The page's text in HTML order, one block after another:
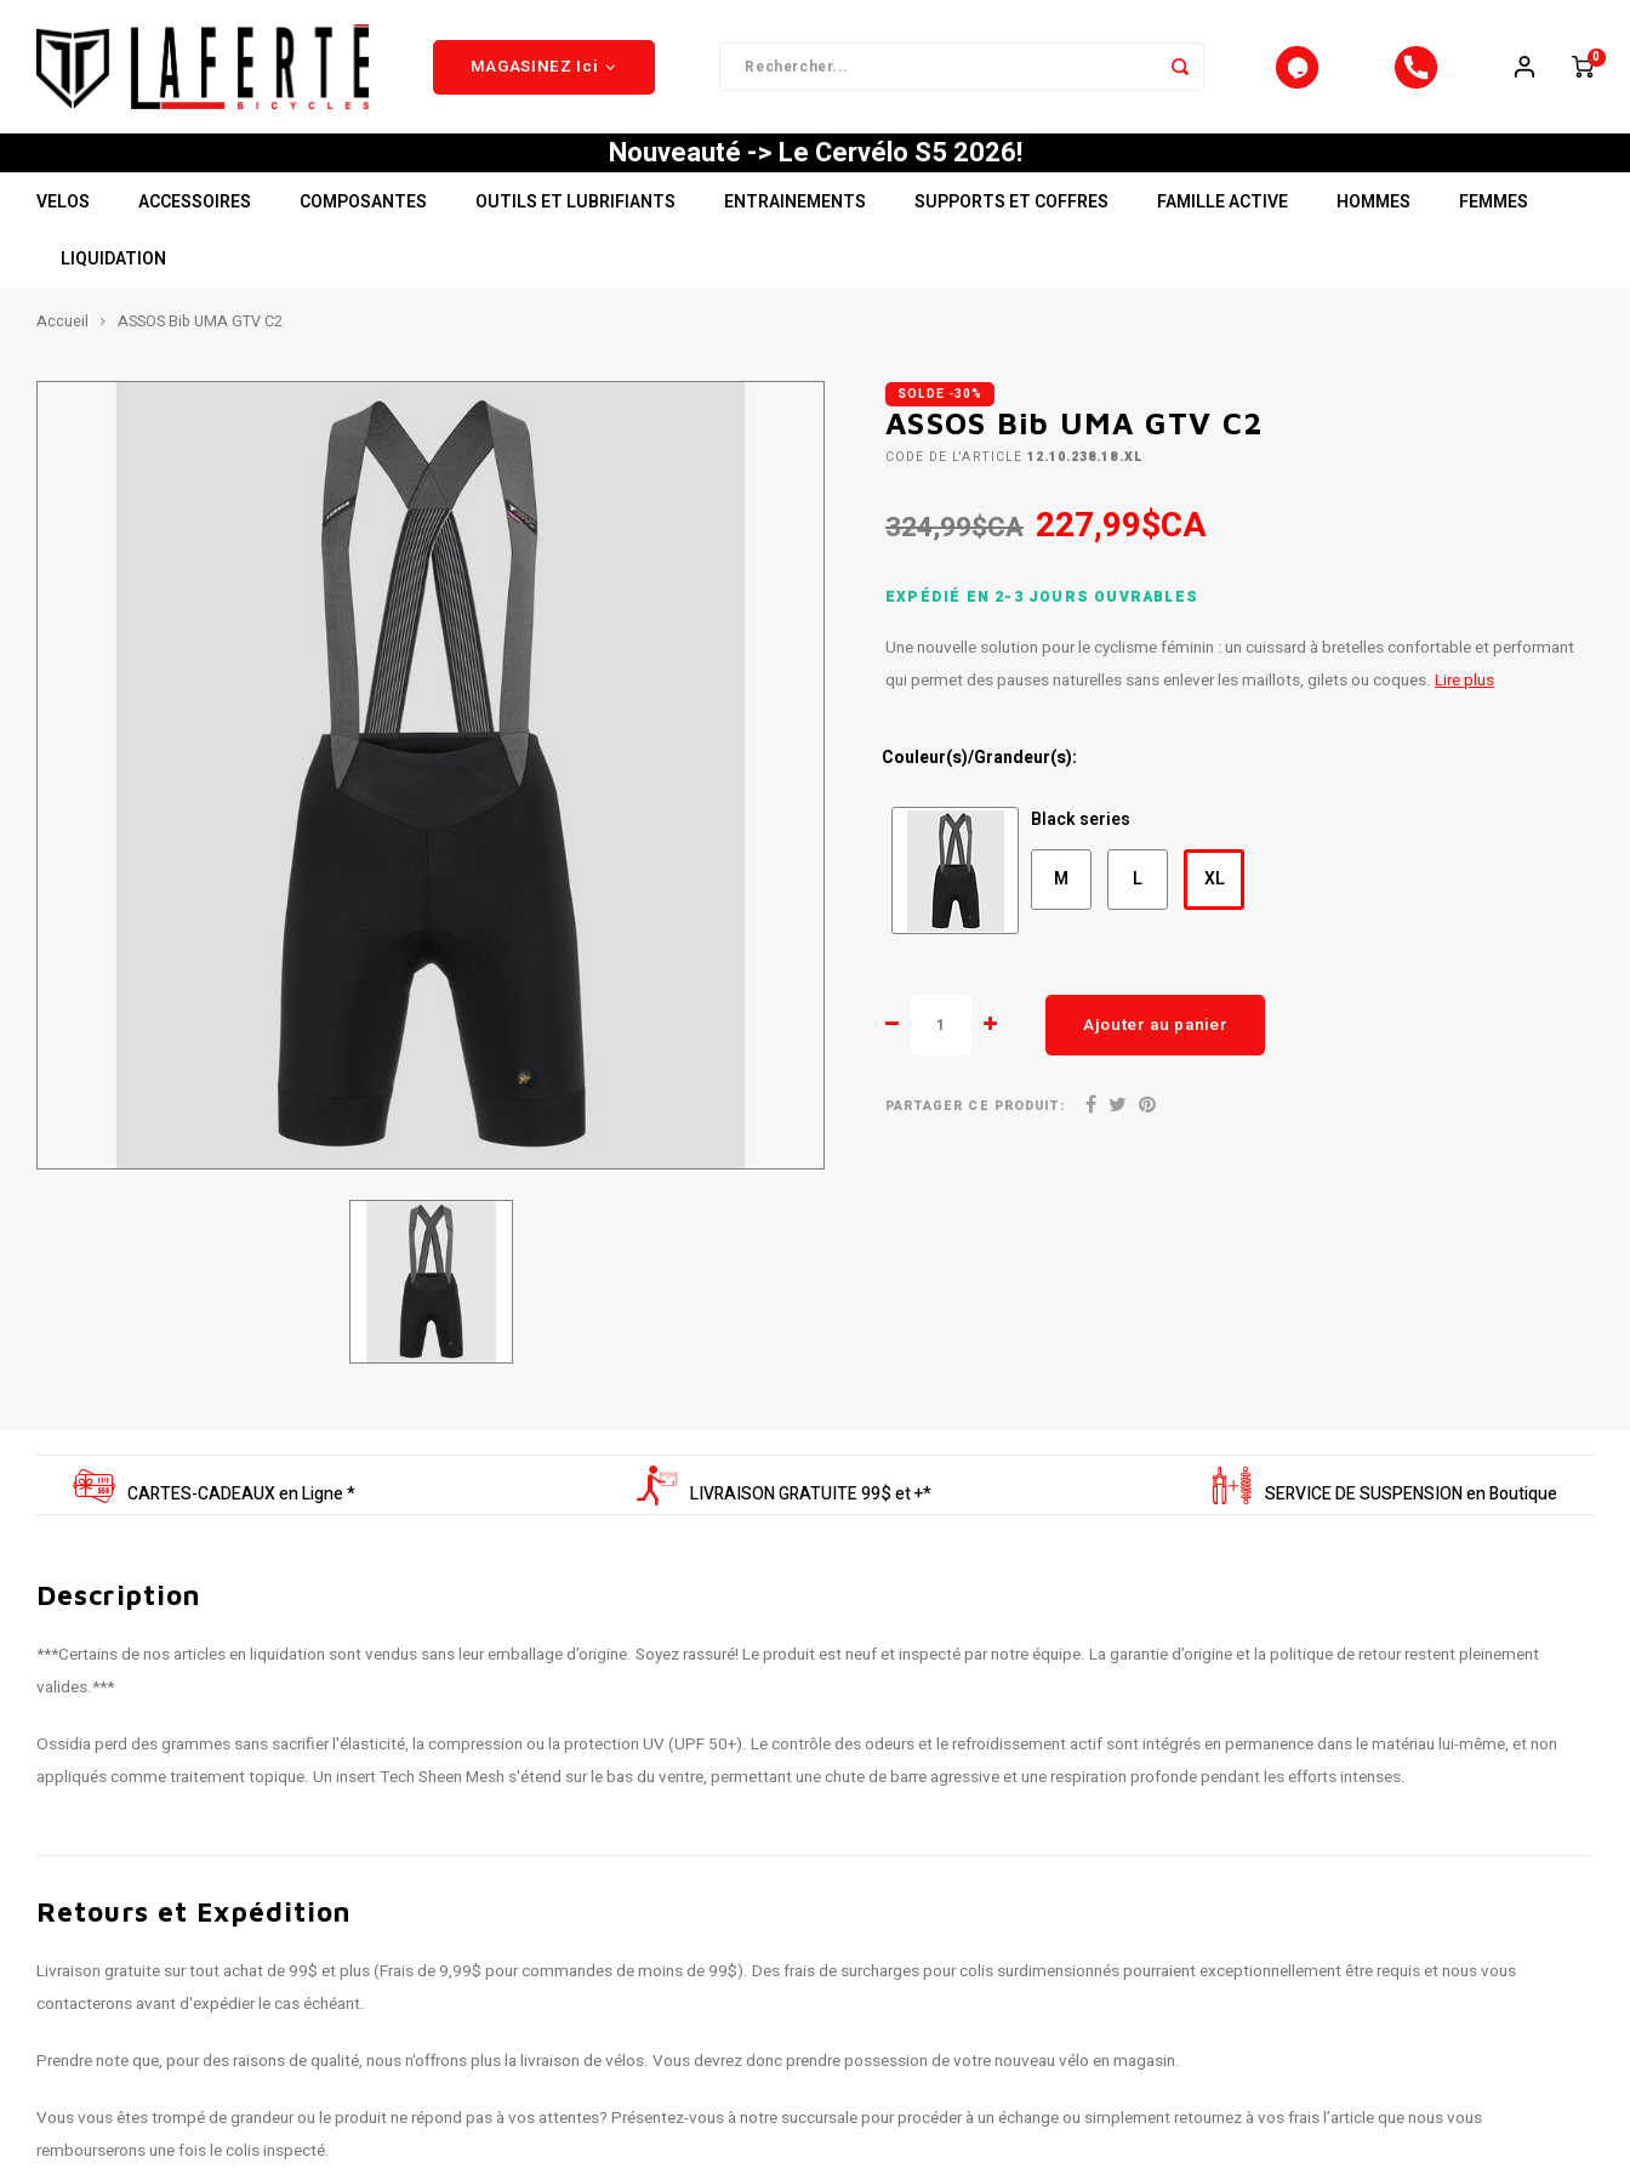
MAGASINEZ Ici 0
Nouveauté -> Le Cervélo S5 2026!
VELOS ACCESSOIRES COMPOSANTES OUTILS ET LUBRIFIANTS ENTRAINEMENTS SUPPORTS ET COFFRES FAMILLE ACTIVE HOMMES FEMMES
LIQUIDATION
Accueil ASSOS Bib UMA GTV C2
SOLDE -30%
ASSOS Bib UMA GTV C2
CODE DE L'ARTICLE 12.10.238.18.XL
324,99$CA 227,99$CA
EXPÉDIÉ EN 2-3 JOURS OUVRABLES
Une nouvelle solution pour le cyclisme féminin : un cuissard à bretelles confortable et performant
qui permet des pauses naturelles sans enlever les maillots, gilets ou coques. Lire plus
Couleur(s)/Grandeur(s):
Black series
M L XL
Ajouter au panier
PARTAGER CE PRODUIT:
CARTES-CADEAUX en Ligne * LIVRAISON GRATUITE 99$ et +* SERVICE DE SUSPENSION en Boutique
Description
***Certains de nos articles en liquidation sont vendus sans leur emballage d’origine. Soyez rassuré! Le produit est neuf et inspecté par notre équipe. La garantie d’origine et la politique de retour restent pleinement
valides.***
Ossidia perd des grammes sans sacrifier l'élasticité, la compression ou la protection UV (UPF 50+). Le contrôle des odeurs et le refroidissement actif sont intégrés en permanence dans le matériau lui-même, et non
appliqués comme traitement topique. Un insert Tech Sheen Mesh s'étend sur le bas du ventre, permettant une chute de barre agressive et une respiration profonde pendant les efforts intenses.
Retours et Expédition
Livraison gratuite sur tout achat de 99$ et plus (Frais de 9,99$ pour commandes de moins de 99$). Des frais de surcharges pour colis surdimensionnés pourraient exceptionnellement être requis et nous vous
contacterons avant d'expédier le cas échéant.
Prendre note que, pour des raisons de qualité, nous n'offrons plus la livraison de vélos. Vous devrez donc prendre possession de votre nouveau vélo en magasin.
Vous vous êtes trompé de grandeur ou le produit ne répond pas à vos attentes? Présentez-vous à notre succursale pour procéder à un échange ou simplement retournez à vos frais l’article que nous vous
rembourserons une fois le colis inspecté.